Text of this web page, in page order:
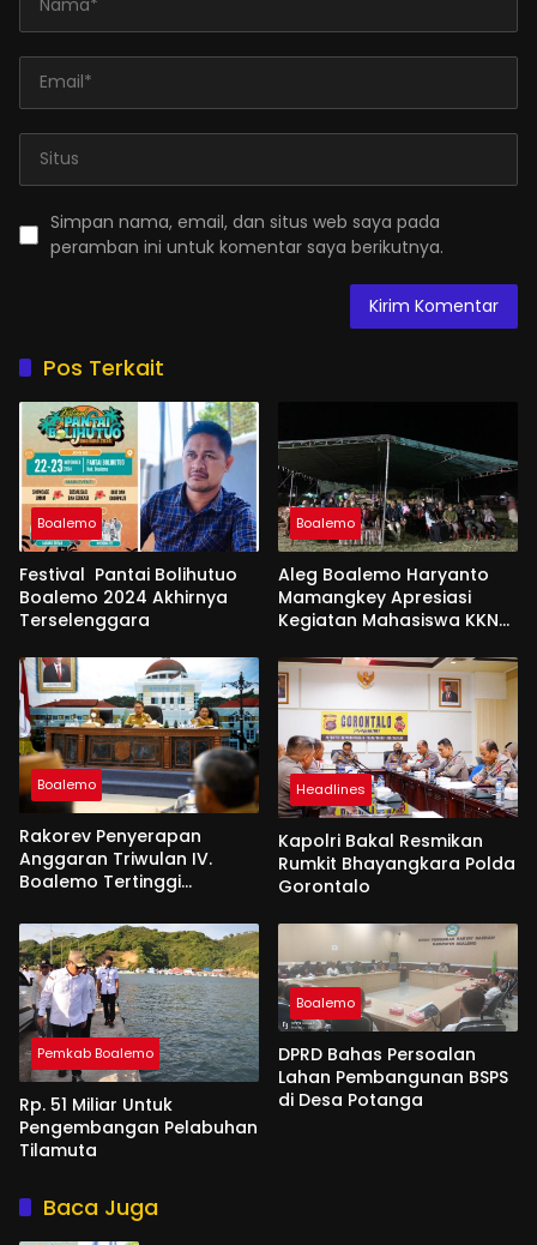
Simpan nama, email, dan situs web saya pada
peramban ini untuk komentar saya berikutnya.
Pos Terkait
Boalemo
Festival Pantai Bolihutuo
Boalemo 2024 Akhirnya
Terselenggara
Boalemo
Aleg Boalemo Haryanto
Mamangkey Apresiasi
Kegiatan Mahasiswa KKN
Boalemo
Rakorev Penyerapan
Anggaran Triwulan IV.
Boalemo Tertinggi
Headlines
Kapolri Bakal Resmikan
Rumkit Bhayangkara Polda
Gorontalo
Pemkab Boalemo
Rp. 51 Miliar Untuk
Pengembangan Pelabuhan
Tilamuta
Boalemo
DPRD Bahas Persoalan
Lahan Pembangunan BSPS
di Desa Potanga
Baca Juga